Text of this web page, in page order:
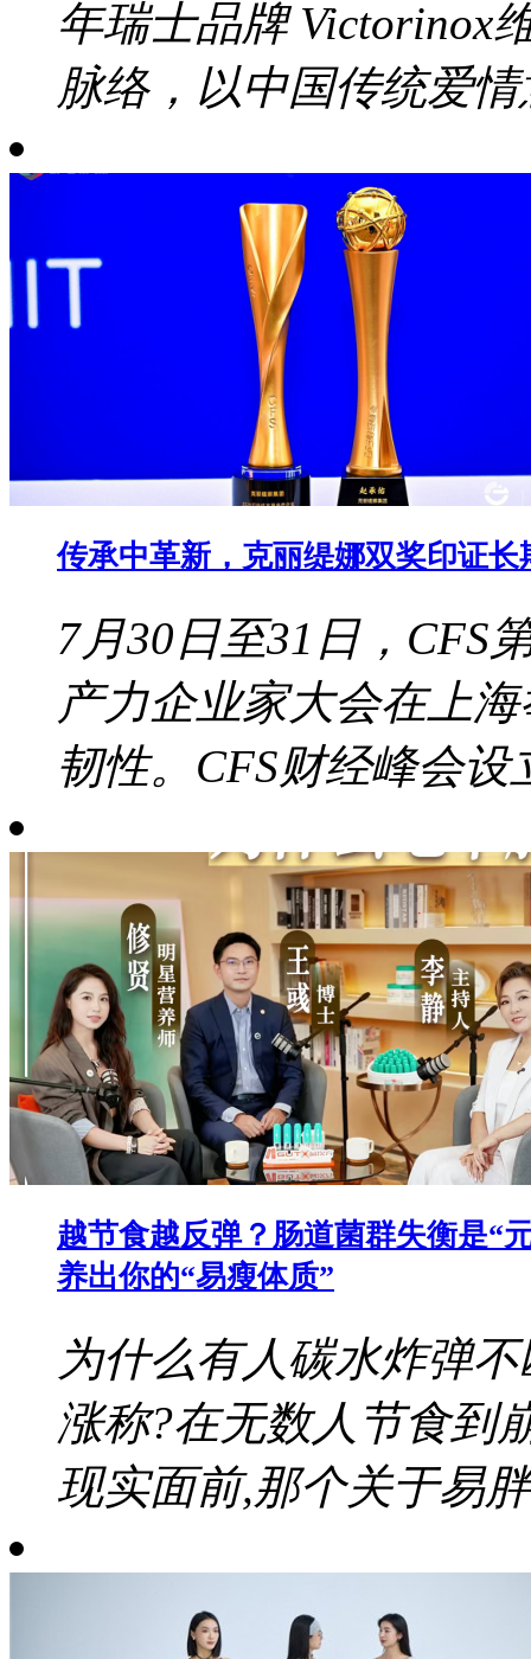
年瑞士品牌 Victorinox
脉络，以中国传统爱情
传承中革新，克丽缇娜双奖印证长
7月30日至31日，CFS
产力企业家大会在上
韧性。CFS财经峰会设
越节食越反弹？肠道菌群失衡是“
养出你的“易瘦体质”
为什么有人碳水炸弹
涨称?在无数人节食到
现实面前,那个关于易